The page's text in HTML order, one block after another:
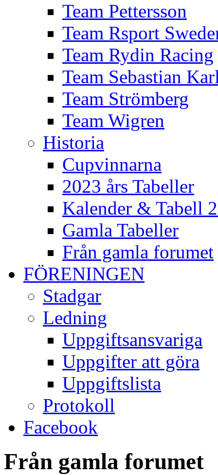
Team Pettersson
Team Rsport
Team Rydin Racing
Team Sebastian
Team Strömberg
Team Wigren
Historia
Cupvinnarna
2023 års Tabeller
Kalender & Tabell
Gamla Tabeller
Från gamla forumet
FÖRENINGEN
Stadgar
Ledning
Uppgiftsansvariga
Uppgifter att göra
Uppgiftslista
Protokoll
Facebook
Från gamla forumet